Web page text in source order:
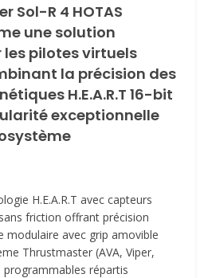
Sol-R 4 HOTAS
une solution
pilotes virtuels
la précision des
H.E.A.R.T 16-bit
exceptionnelle
H.E.A.R.T avec capteurs
friction offrant précision
modulaire avec grip amovible
Thrustmaster (AVA, Viper,
répartis